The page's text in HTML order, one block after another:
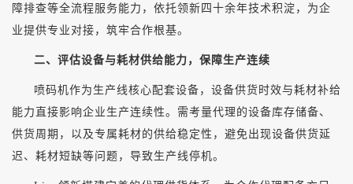
障排查等全流程服务能力，依托领新四十余年技术积淀，为企
业提供专业对接，筑牢合作根基。
二、评估设备与耗材供给能力，保障生产连续
喷码机作为生产线核心配套设备，设备供货时效与耗材补给
能力直接影响企业生产连续性。需考量代理的设备库存储备、
供货周期，以及专属耗材的供给稳定性，避免出现设备供货延
迟、耗材短缺等问题，导致生产线停机。